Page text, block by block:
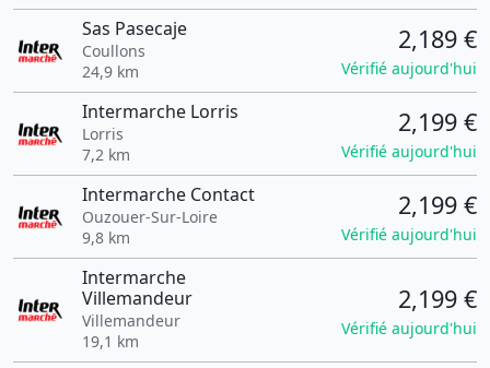
Sas Pasecaje
Coullons
24,9 km
2,189 €
Vérifié aujourd'hui
Intermarche Lorris
Lorris
7,2 km
2,199 €
Vérifié aujourd'hui
Intermarche Contact
Ouzouer-Sur-Loire
9,8 km
2,199 €
Vérifié aujourd'hui
Intermarche
Villemandeur
Villemandeur
19,1 km
2,199 €
Vérifié aujourd'hui